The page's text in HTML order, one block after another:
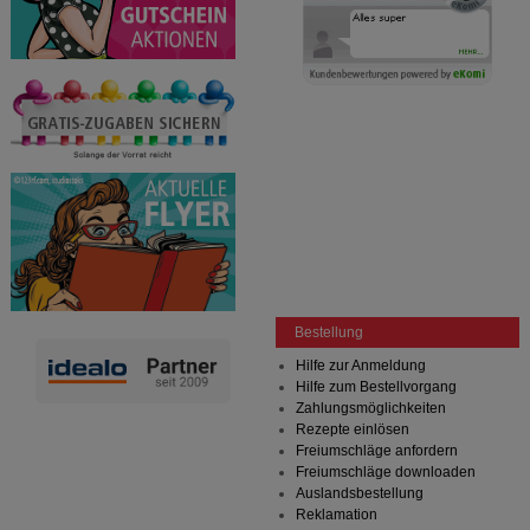
Drittseiten möglichst relevant für Sie zu gestalten.
Bitte beachten Sie, dass Daten hierfür teilweise an
Dritte wie z.B. Google oder soziale Medien
übertragen werden.
Bestellung
Hilfe zur Anmeldung
Hilfe zum Bestellvorgang
Zahlungsmöglichkeiten
Rezepte einlösen
Freiumschläge anfordern
Freiumschläge downloaden
Auslandsbestellung
Reklamation